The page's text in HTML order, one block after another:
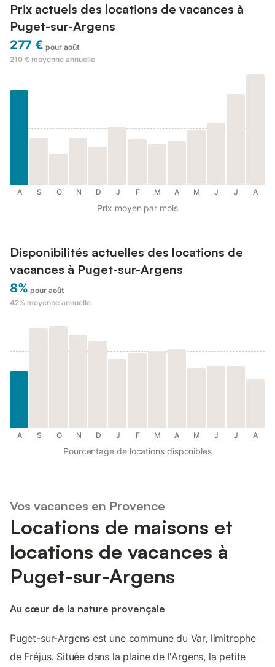
Prix actuels des locations de vacances à
Puget-sur-Argens
277 € pour août
210 € moyenne annuelle
A S O N D J F M A M J J A
Prix moyen par mois
Disponibilités actuelles des locations de
vacances à Puget-sur-Argens
8% pour août
42% moyenne annuelle
A S O N D J F M A M J J A
Pourcentage de locations disponibles
Vos vacances en Provence
Locations de maisons et
locations de vacances à
Puget-sur-Argens
Au cœur de la nature provençale
Puget-sur-Argens est une commune du Var, limitrophe
de Fréjus. Située dans la plaine de l'Argens, la petite